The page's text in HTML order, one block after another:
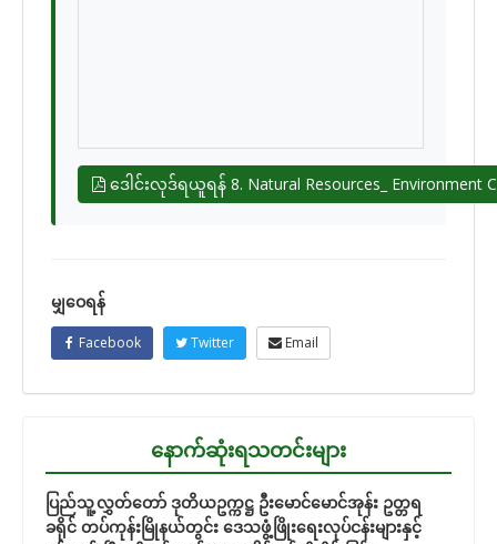
ဒေါင်းလုဒ်ရယူရန် 8. Natural Resources_ Environment
မျှဝေရန်
Facebook Twitter Email
နောက်ဆုံးရသတင်းများ
ပြည်သူ့လွှတ်တော် ဒုတိယဥက္ကဋ္ဌ ဦးမောင်မောင်အုန်း ဥတ္တရ
ခရိုင် တပ်ကုန်းမြိုနယ်တွင်း ဒေသဖွံ့ဖြိုးရေးလုပ်ငန်းများနှင့်